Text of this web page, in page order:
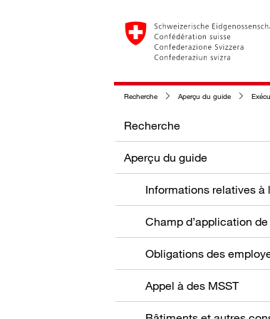
Recherche Aperçu du guide
Recherche
Aperçu du guide
Informations relatives à
Champ d’application de
Appel à des MSST